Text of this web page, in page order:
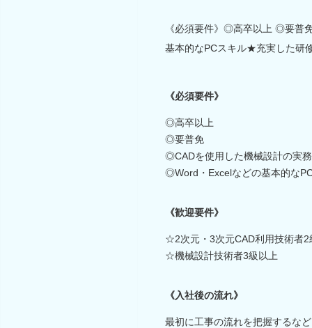
《必須要件》◎高卒以上 ◎要普
基本的なPCスキル★充実した研
《必須要件》
◎高卒以上
◎要普免
◎CADを使用した機械設計の実
◎Word・Excelなどの基本的な
《歓迎要件》
☆2次元・3次元CAD利用技術者2
☆機械設計技術者3級以上
《入社後の流れ》
最初に工事の流れを把握するな